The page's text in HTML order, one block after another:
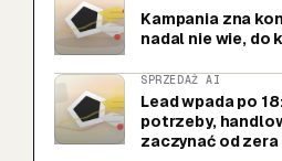
Kampania zna
nadal nie wie, do
SPRZEDAŻ AI
Lead wpada po
potrzeby,
zaczynać od zera